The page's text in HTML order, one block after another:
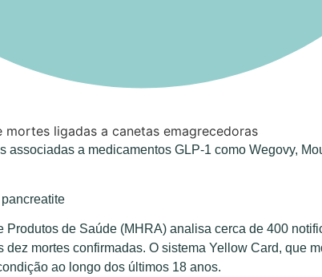
associadas a medicamentos GLP-1 como Wegovy,
de Saúde (MHRA) analisa cerca de 400
mortes confirmadas. O sistema Yellow Card, que
ao longo dos últimos 18 anos.